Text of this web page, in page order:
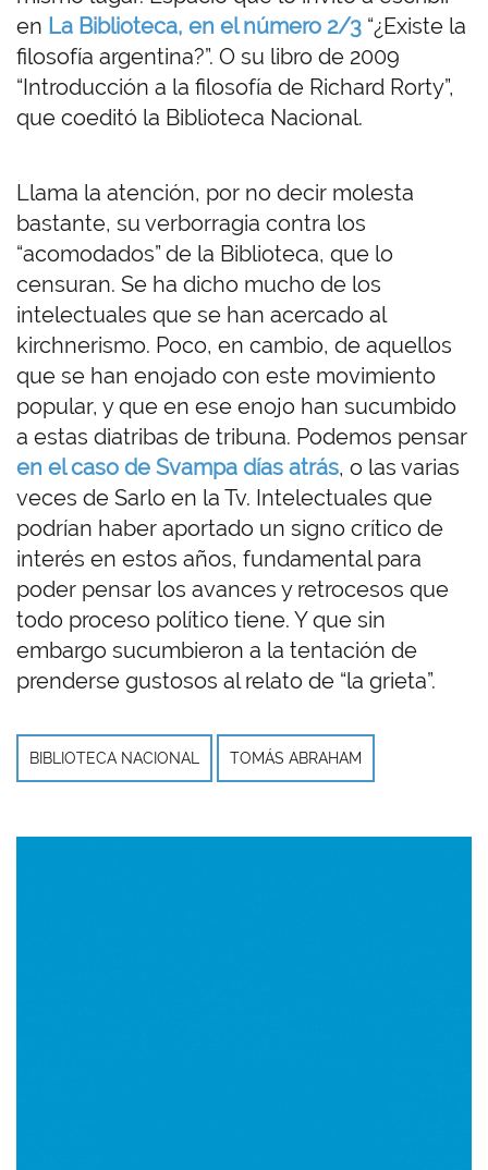
en La Biblioteca, en el número 2/3 “¿Existe la
filosofía argentina?”. O su libro de 2009
“Introducción a la filosofía de Richard Rorty”,
que coeditó la Biblioteca Nacional.
Llama la atención, por no decir molesta
bastante, su verborragia contra los
“acomodados” de la Biblioteca, que lo
censuran. Se ha dicho mucho de los
intelectuales que se han acercado al
kirchnerismo. Poco, en cambio, de aquellos
que se han enojado con este movimiento
popular, y que en ese enojo han sucumbido
a estas diatribas de tribuna. Podemos pensar
en el caso de Svampa días atrás, o las varias
veces de Sarlo en la Tv. Intelectuales que
podrían haber aportado un signo crítico de
interés en estos años, fundamental para
poder pensar los avances y retrocesos que
todo proceso político tiene. Y que sin
embargo sucumbieron a la tentación de
prenderse gustosos al relato de “la grieta”.
BIBLIOTECA NACIONAL TOMÁS ABRAHAM